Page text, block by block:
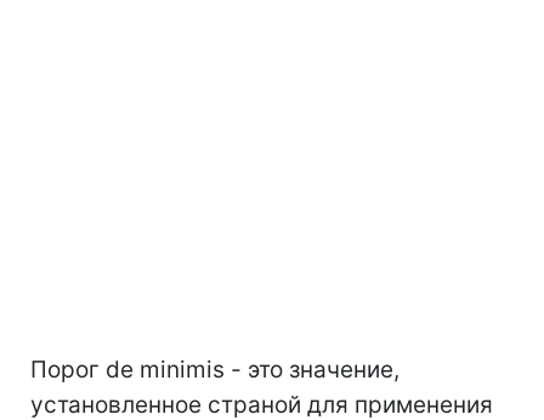
Порог de minimis - это значение,
установленное страной для применения